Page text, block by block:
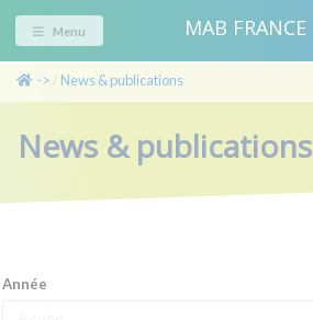
Menu MAB FRANCE
-> / News & publications
News & publications
Année